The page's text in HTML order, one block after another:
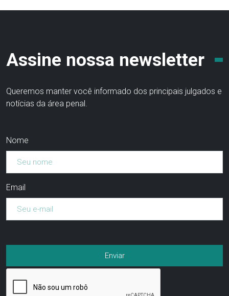
Assine nossa newsletter
Queremos manter você informado dos principais julgados e
notícias da área penal.
Nome
Email